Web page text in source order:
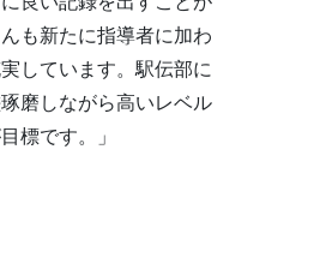
も新たに指導者に加わ
しています。駅伝部に
磨しながら高いレベル
標です。」